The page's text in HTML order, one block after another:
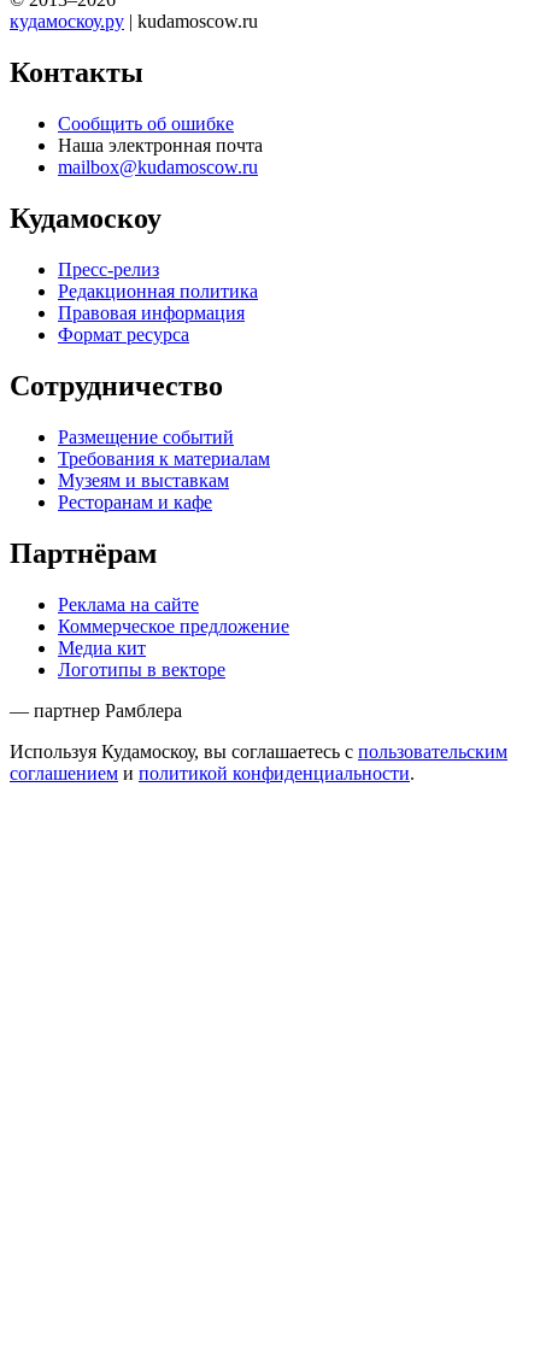
кудамоскоу.ру | kudamoscow.ru
Контакты
Сообщить об ошибке
Наша электронная почта
mailbox@kudamoscow.ru
Кудамоскоу
Пресс-релиз
Редакционная политика
Правовая информация
Формат ресурса
Сотрудничество
Размещение событий
Требования к материалам
Музеям и выставкам
Ресторанам и кафе
Партнёрам
Реклама на сайте
Коммерческое предложение
Медиа кит
Логотипы в векторе
— партнер Рамблера
Используя Кудамоскоу, вы соглашаетесь с пользовательским
соглашением и политикой конфиденциальности.